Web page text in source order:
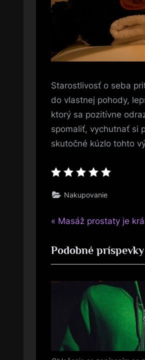
Starostlivosť o seba
do vlastnej pohody,
ktorý sa pozitívne
spomaliť, vychutnať si
skutočné kúzlo tohto
Nakupovanie
Navigace
pro
příspěvek
P
e
v
o
Masáž prostaty je
Podobné príspevky